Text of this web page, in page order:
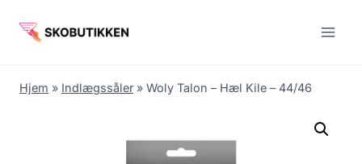
Hjem » Indlægssåler » Woly Talon – Hæl Kile – 44/46